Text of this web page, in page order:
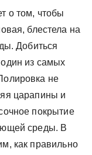
о том, чтобы
блестела на
Добиться
из самых
не
царапины и
покрытие
среды. В
как правильно